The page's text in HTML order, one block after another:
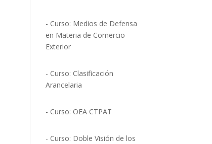
- Curso: Medios de Defensa
en Materia de Comercio
Exterior
- Curso: Clasificación
Arancelaria
- Curso: OEA CTPAT
- Curso: Doble Visión de los